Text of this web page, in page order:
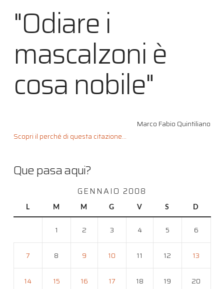
"Odiare i
mascalzoni è
cosa nobile"
Marco Fabio Quintiliano
Scopri il perché di questa citazione...
Que pasa aqui?
GENNAIO 2008
L M M G V S D
1 2 3 4 5 6
7 8 9 10 11 12 13
14 15 16 17 18 19 20